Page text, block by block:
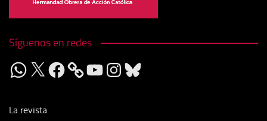
Síguenos en redes
WhatsApp
X Facebook YouTubeInstagram
Bluesky
La revista